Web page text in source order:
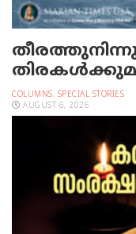
COLUMNS, SPECIAL STORIES
AUGUST 6, 2026